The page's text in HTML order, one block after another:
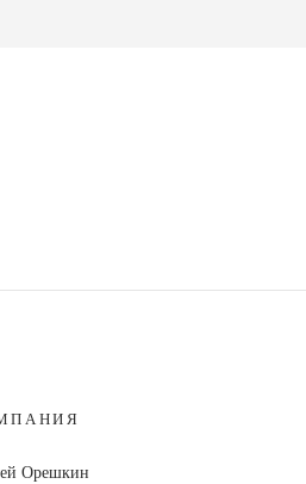
Орешкин